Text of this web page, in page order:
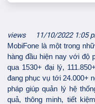
views 11/10/2022 1:05
MobiFone là một trong
hàng đầu hiện nay với độ
qua 1530+ đại lý,
đang phục vụ tới 24.000+
pháp giúp quản lý hệ
quả, thông minh, tiết